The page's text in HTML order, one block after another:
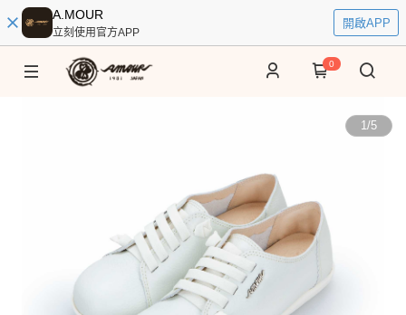
A.MOUR
立刻使用官方APP
開啟APP
0
1/5